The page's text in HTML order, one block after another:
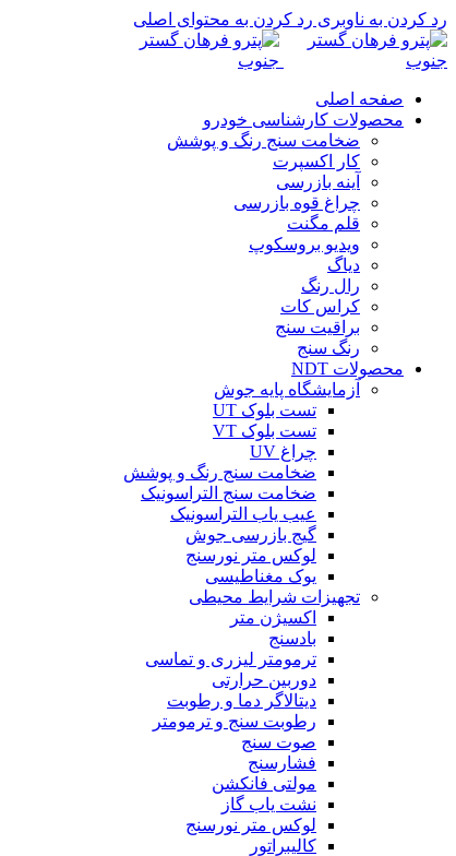
رد کردن به ناوبری رد کردن به محتوای اصلی
صفحه اصلی
محصولات کارشناسی خودرو
ضخامت سنج رنگ و پوشش
کار اکسپرت
آینه بازرسی
چراغ قوه بازرسی
قلم مگنت
ویدیو بروسکوپ
دیاگ
رال رنگ
کراس کات
براقیت سنج
رنگ سنج
محصولات NDT
آزمایشگاه پایه جوش
تست بلوک UT
تست بلوک VT
چراغ UV
ضخامت سنج رنگ و پوشش
ضخامت سنج التراسونیک
عیب یاب التراسونیک
گیج بازرسی جوش
لوکس متر نورسنج
یوک مغناطیسی
تجهیزات شرایط محیطی
اکسیژن متر
بادسنج
ترمومتر لیزری و تماسی
دوربین حرارتی
دیتالاگر دما و رطوبت
رطوبت سنج و ترمومتر
صوت سنج
فشارسنج
مولتی فانکشن
نشت یاب گاز
لوکس متر نورسنج
کالیبراتور